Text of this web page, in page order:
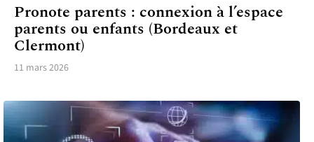
Pronote parents : connexion à l’espace
parents ou enfants (Bordeaux et
Clermont)
11 mars 2026